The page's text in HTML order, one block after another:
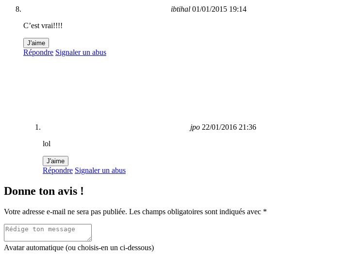
ibtihal 01/01/2015 19:14
C’est vrai!!!!
J'aime
Répondre Signaler un abus
jpo 22/01/2016 21:36
lol
J'aime
Répondre Signaler un abus
Donne ton avis !
Votre adresse e-mail ne sera pas publiée. Les champs obligatoires sont indiqués avec *
Avatar automatique (ou choisis-en un ci-dessous)